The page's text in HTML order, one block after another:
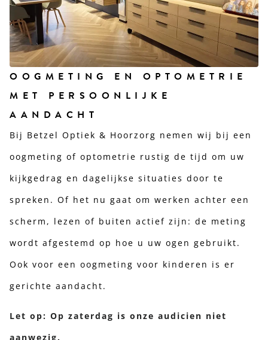
OOGMETING EN OPTOMETRIE
MET PERSOONLIJKE
AANDACHT
Bij Betzel Optiek & Hoorzorg nemen wij bij een
oogmeting of optometrie rustig de tijd om uw
kijkgedrag en dagelijkse situaties door te
spreken. Of het nu gaat om werken achter een
scherm, lezen of buiten actief zijn: de meting
wordt afgestemd op hoe u uw ogen gebruikt.
Ook voor een oogmeting voor kinderen is er
gerichte aandacht.
Let op: Op zaterdag is onze audicien niet
aanwezig.